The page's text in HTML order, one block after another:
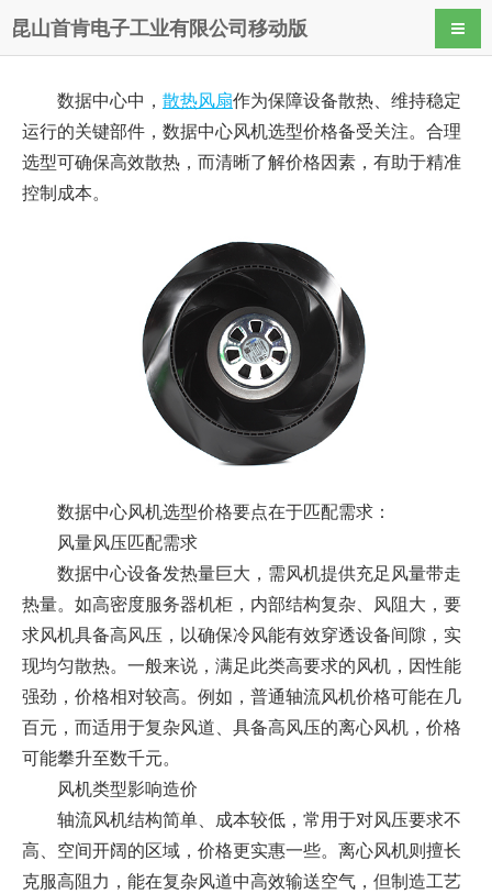
昆山首肯电子工业有限公司移动版 导航
数据中心中， 散热风扇作为保障设备散热、维持稳定
运行的关键部件，数据中心风机选型价格备受关注。合理
选型可确保高效散热，而清晰了解价格因素，有助于精准
控制成本。
数据中心风机选型价格要点在于匹配需求：
风量风压匹配需求
数据中心设备发热量巨大，需风机提供充足风量带走
热量。如高密度服务器机柜，内部结构复杂、风阻大，要
求风机具备高风压，以确保冷风能有效穿透设备间隙，实
现均匀散热。一般来说，满足此类高要求的风机，因性能
强劲，价格相对较高。例如，普通轴流风机价格可能在几
百元，而适用于复杂风道、具备高风压的离心风机，价格
可能攀升至数千元。
风机类型影响造价
轴流风机结构简单、成本较低，常用于对风压要求不
高、空间开阔的区域，价格更实惠一些。离心风机则擅长
克服高阻力，能在复杂风道中高效输送空气，但制造工艺